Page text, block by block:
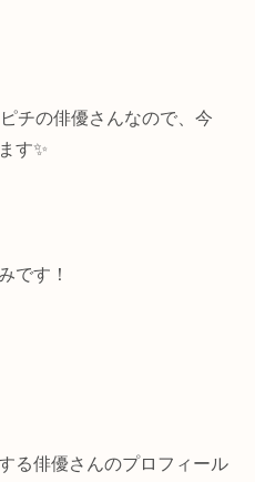
チの俳優さんなので、今
す✨
です！
る俳優さんのプロフィール